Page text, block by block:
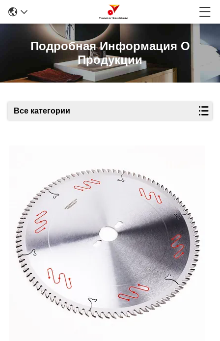
Подробная Информация О
Продукции
Все категории